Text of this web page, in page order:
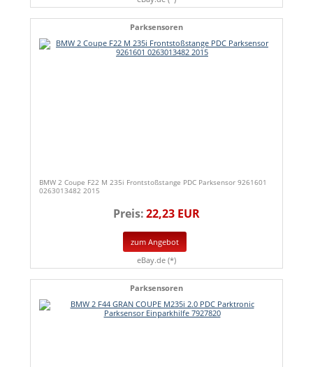
Parksensoren
BMW 2 Coupe F22 M 235i Frontstoßstange PDC Parksensor 9261601
0263013482 2015
Preis:22,23 EUR
zum Angebot
eBay.de (*)
Parksensoren